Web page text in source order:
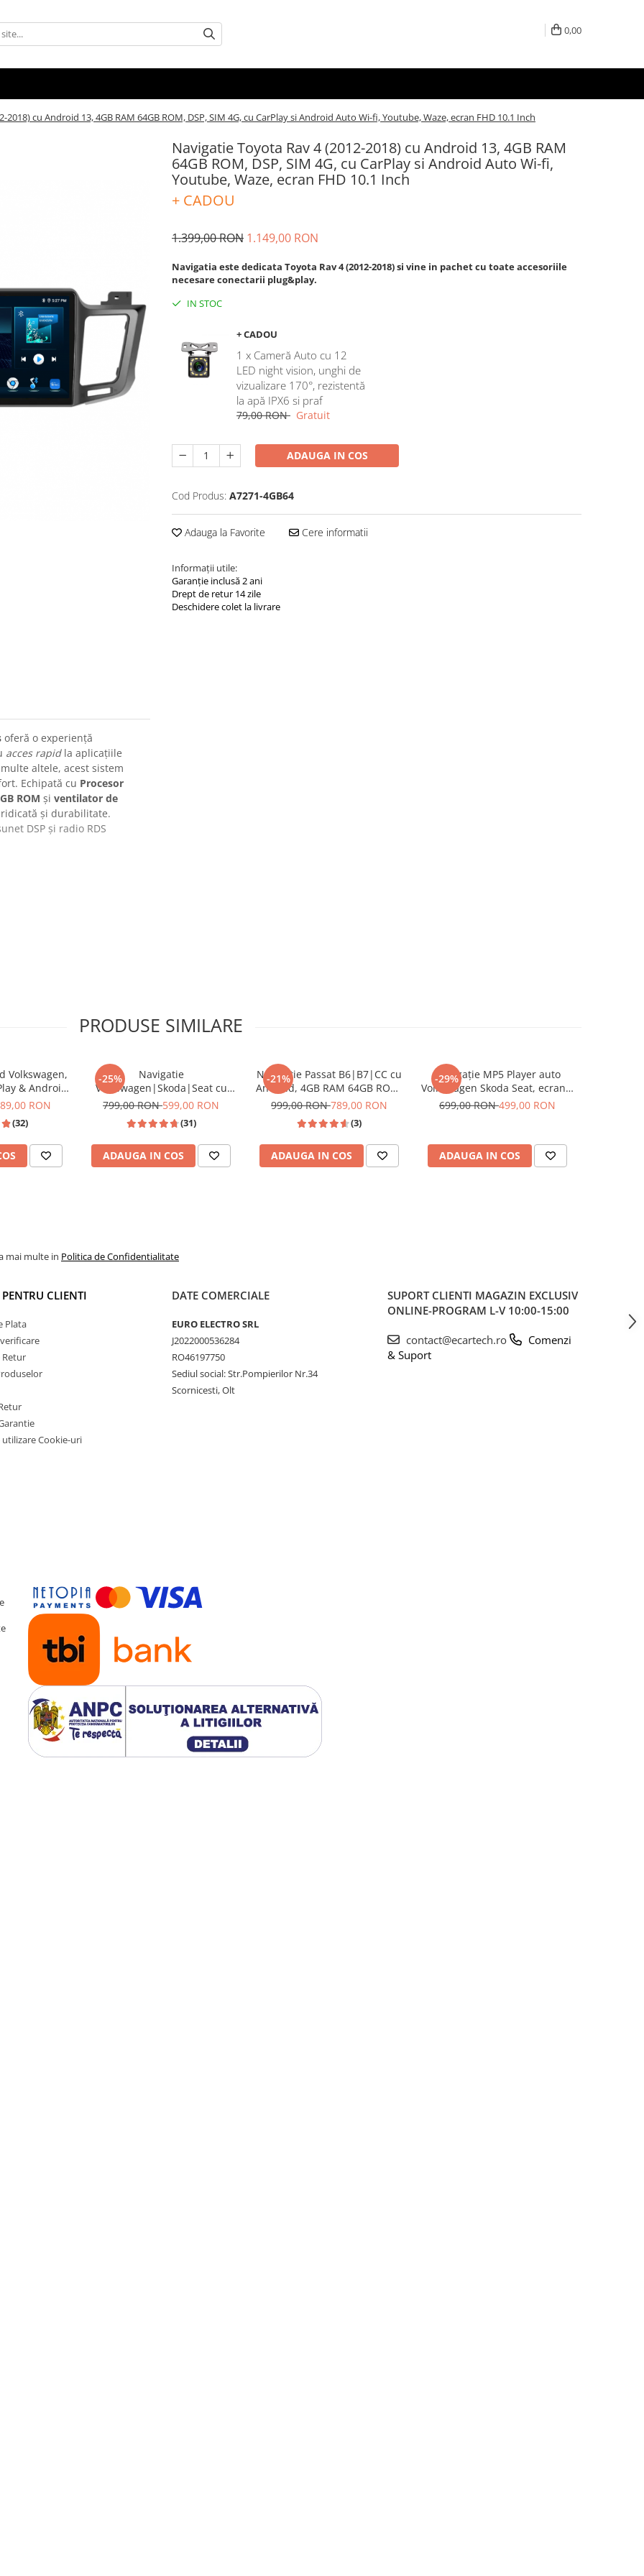
0,00
2018) cu Android 13, 4GB RAM 64GB ROM, DSP, SIM 4G, cu CarPlay si Android Auto Wi-fi, Youtube, Waze, ecran FHD 10.1 Inch
Navigatie Toyota Rav 4 (2012-2018) cu Android 13, 4GB RAM
64GB ROM, DSP, SIM 4G, cu CarPlay si Android Auto Wi-fi,
Youtube, Waze, ecran FHD 10.1 Inch
+ CADOU
1.399,00 RON 1.149,00 RON
Navigatia este dedicata Toyota Rav 4 (2012-2018) si vine in pachet cu toate accesoriile
necesare conectarii plug&play.
IN STOC
+ CADOU
1 x Cameră Auto cu 12
LED night vision, unghi de
vizualizare 170°, rezistentă
la apă IPX6 si praf
79,00 RON Gratuit
ADAUGA IN COS
Cod Produs: A7271-4GB64
Adauga la Favorite Cere informatii
Informații utile:
Garanție inclusă 2 ani
Drept de retur 14 zile
Deschidere colet la livrare
oferă o experiență
acces rapidla aplicațiile
altele, acest sistem
Echipată cu Procesor
ROM și ventilator de
și durabilitate.
DSP și radio RDS
etc.)
agendă telefon,
5 puncte
nu prin CANBUS
Waze, Google,
în Google Play
PRODUSE SIMILARE
Volkswagen,
& Android
Golf
Touran
RON
(32)
-25%
Navigatie
Volkswagen|Skoda|Seat cu
Android, Ecran de 9 Inch,
dedicata Golf 5, Golf 6, Jetta,
Passat B6, CC, B7, Polo, Tiguan,
Touran, Skoda, Seat
799,00 RON599,00 RON
(31)
ADAUGA IN COS
-21%
Navigatie Passat B6|B7|CC cu
Android, 4GB RAM 64GB ROM,
DSP, cu CarPlay si Android Auto
FHD 10.1 Inch
999,00 RON789,00 RON
(3)
ADAUGA IN COS
-29%
Navigație MP5 Player auto
Volkswagen Skoda Seat, ecran 7
inch, CarPlay și Android Auto
HD
699,00 RON499,00 RON
ADAUGA IN COS
mai multe in Politica de Confidentialitate
CLIENTI
Plata
Retur
utilizare Cookie-uri
DATE COMERCIALE
EURO ELECTRO SRL
J2022000536284
RO46197750
Sediul social: Str.Pompierilor Nr.34
Scornicesti, Olt
SUPORT CLIENTI MAGAZIN EXCLUSIV
ONLINE-PROGRAM L-V 10:00-15:00
contact@ecartech.ro
Comenzi
& Suport